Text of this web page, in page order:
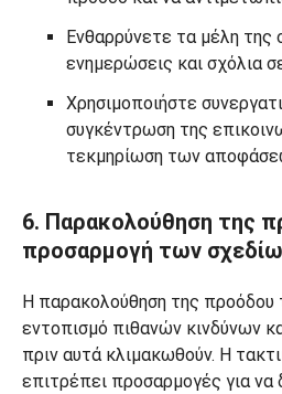
Ενθαρρύνετε τα μέλη της
ενημερώσεις και σχόλια
Χρησιμοποιήστε
συγκέντρωση της
τεκμηρίωση των
6. Παρακολούθηση της
προσαρμογή των
Η παρακολούθηση της προόδου
εντοπισμό πιθανών κινδύνων
πριν αυτά κλιμακωθούν. Η
επιτρέπει προσαρμογές για να